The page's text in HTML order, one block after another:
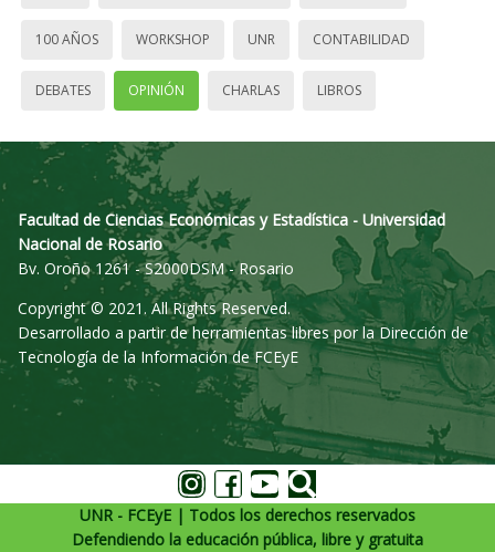
100 AÑOS WORKSHOP UNR CONTABILIDAD
DEBATES OPINIÓN CHARLAS LIBROS
Facultad de Ciencias Económicas y Estadística - Universidad
Nacional de Rosario
Bv. Oroño 1261 - S2000DSM - Rosario
Copyright © 2021. All Rights Reserved.
Desarrollado a partir de herramientas libres por la Dirección de
Tecnología de la Información de FCEyE
UNR - FCEyE | Todos los derechos reservados
Defendiendo la educación pública, libre y gratuita